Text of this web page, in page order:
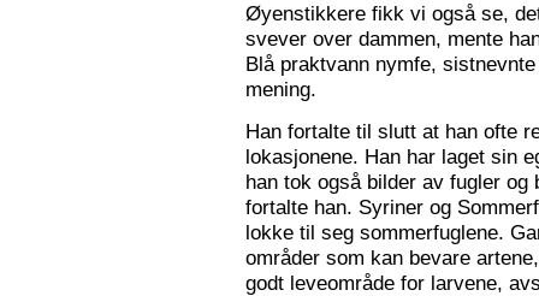
Øyenstikkere fikk vi også se,
svever over dammen, mente
Blå praktvann nymfe,
mening.
Han fortalte til slutt at han ofte
lokasjonene. Han har laget sin
han tok også bilder av fugler
fortalte han. Syriner og
lokke til seg sommerfuglene.
områder som kan bevare
godt leveområde for larvene,